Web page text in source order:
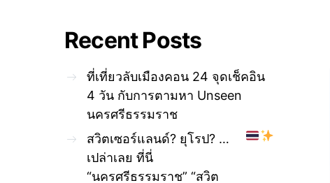
Recent Posts
ที่เที่ยวลับเมืองคอน 24 จุดเช็คอิน
4 วัน กับการตามหา Unseen
นครศรีธรรมราช
สวิตเซอร์แลนด์? ยุโรป? …
เปล่าเลย ที่นี่
“นครศรีธรรมราช” “สวิต